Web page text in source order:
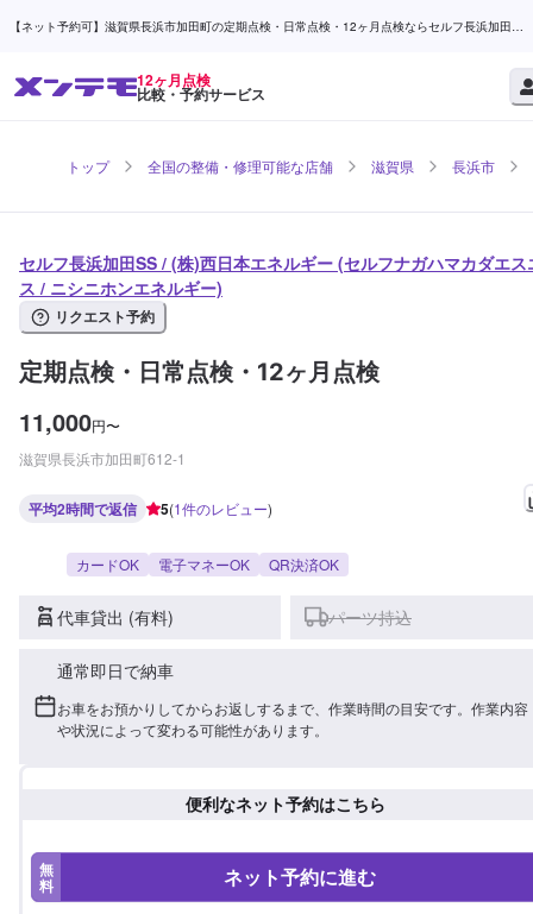
【ネット予約可】滋賀県長浜市加田町の定期点検・日常点検・12ヶ月点検ならセルフ長浜加田
12ヶ月点検
比較・予約サービス
トップ 全国の整備・修理可能な店舗 滋賀県 長浜市
セルフ長浜加田SS / (株)西日本エネルギー (セルフナガハマカダエス
ス / ニシニホンエネルギー)
リクエスト予約
定期点検・日常点検・12ヶ月点検
11,000円〜
滋賀県長浜市加田町612-1
平均2時間で返信 5(1件のレビュー)
カードOK 電子マネーOK QR決済OK
代車貸出 (有料) パーツ持込
通常即日で納車
お車をお預かりしてからお返しするまで、作業時間の目安です。作業内容
や状況によって変わる可能性があります。
便利なネット予約はこちら
無
料 ネット予約に進む